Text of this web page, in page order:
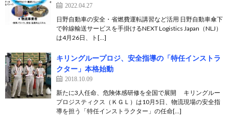
2022.04.27
日野自動車の安全・省燃費運転講習など活用 日野自動車傘下
で幹線輸送サービスを手掛けるNEXT Logistics Japan（NLJ）
は4月26日、ト[…]
キリングループロジ、安全指導の「特任インストラ
クター」本格始動
2018.10.09
新たに3人任命、危険体感研修を全国で展開 キリングルー
プロジスティクス（ＫＧＬ）は10月5日、物流現場の安全指
導を担う「特任インストラクター」の任命[…]